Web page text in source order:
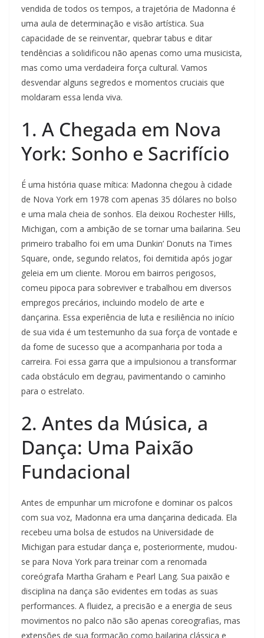
vendida de todos os tempos, a trajetória de Madonna é
uma aula de determinação e visão artística. Sua
capacidade de se reinventar, quebrar tabus e ditar
tendências a solidificou não apenas como uma musicista,
mas como uma verdadeira força cultural. Vamos
desvendar alguns segredos e momentos cruciais que
moldaram essa lenda viva.
1. A Chegada em Nova
York: Sonho e Sacrifício
É uma história quase mítica: Madonna chegou à cidade
de Nova York em 1978 com apenas 35 dólares no bolso
e uma mala cheia de sonhos. Ela deixou Rochester Hills,
Michigan, com a ambição de se tornar uma bailarina. Seu
primeiro trabalho foi em uma Dunkin’ Donuts na Times
Square, onde, segundo relatos, foi demitida após jogar
geleia em um cliente. Morou em bairros perigosos,
comeu pipoca para sobreviver e trabalhou em diversos
empregos precários, incluindo modelo de arte e
dançarina. Essa experiência de luta e resiliência no início
de sua vida é um testemunho da sua força de vontade e
da fome de sucesso que a acompanharia por toda a
carreira. Foi essa garra que a impulsionou a transformar
cada obstáculo em degrau, pavimentando o caminho
para o estrelato.
2. Antes da Música, a
Dança: Uma Paixão
Fundacional
Antes de empunhar um microfone e dominar os palcos
com sua voz, Madonna era uma dançarina dedicada. Ela
recebeu uma bolsa de estudos na Universidade de
Michigan para estudar dança e, posteriormente, mudou-
se para Nova York para treinar com a renomada
coreógrafa Martha Graham e Pearl Lang. Sua paixão e
disciplina na dança são evidentes em todas as suas
performances. A fluidez, a precisão e a energia de seus
movimentos no palco não são apenas coreografias, mas
extensões de sua formação como bailarina clássica e